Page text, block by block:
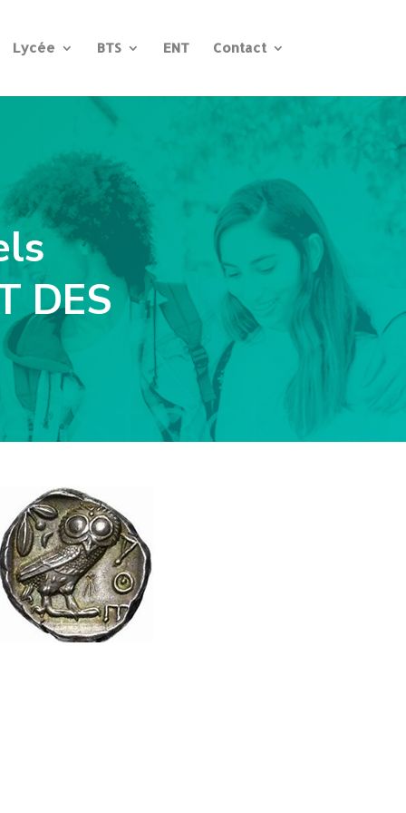
Lycée BTS ENT Contact
DES